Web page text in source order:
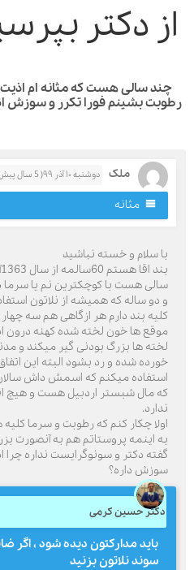
دکتر بپرسید
سالی هست که مثانه ام اذیت
بشینم فورا تکرر و سوزش ادرار
ملک دوشنبه ۱۰ آذر ۹۹( 5 سال پیش)
مثانه
سلام و خسته نباشید
هست با کوچکترین نم یا سرما دچار
دو ساله که همیشه از نلاتون استفاده
بند دارم هر ازگاهی هم سه چهار روز
ها خون لخته شده کهنه درون ادرا
ها بزرگ بودنی گیر میکند و مدتی
شده و رد بشود البته این اتفاق
میکنم که اسمش داش سالان
مال شبستر اردبیل هست و هیچ افزودنی
چکار کنم که رطوبت و سرما کلیه هام رو
اینمه پروستاتم هم به آنصورت بزرگ
دکتر و سونوگرایست نداره چرا
داره؟
دکتر حسین کرمی
باید مدارکتون دیده شود ، اگر
سوند نلاتون بزنید
قدرت گرفته از